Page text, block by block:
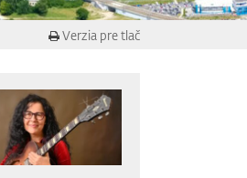
Verzia pre tlač